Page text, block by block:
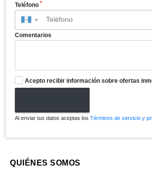
Teléfono *
▼
Comentarios
Acepto recibir información sobre ofertas
Al enviar tus datos aceptas los Términos de servicio y
QUIÉNES SOMOS